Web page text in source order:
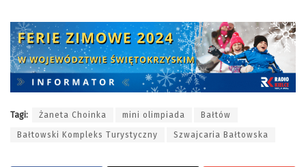
Tagi: Żaneta Choinka mini olimpiada Bałtów
Bałtowski Kompleks Turystyczny Szwajcaria Bałtowska